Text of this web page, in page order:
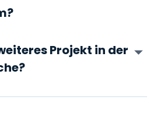
Projekt in der